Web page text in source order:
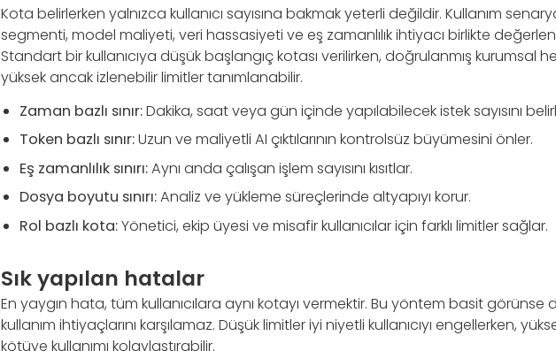
Kota belirlerken yalnızca kullanıcı sayısına bakmak yeterli değildir. Kullanım
segmenti, model maliyeti, veri hassasiyeti ve eş zamanlılık ihtiyacı birlikte
Standart bir kullanıcıya düşük başlangıç kotası verilirken, doğrulanmış kurumsal
yüksek ancak izlenebilir limitler tanımlanabilir.
Zaman bazlı sınır:Dakika, saat veya gün içinde yapılabilecek istek sayısını
Token bazlı sınır:Uzun ve maliyetli AI çıktılarının kontrolsüz büyümesini önler.
Eş zamanlılık sınırı:Aynı anda çalışan işlem sayısını kısıtlar.
Dosya boyutu sınırı:Analiz ve yükleme süreçlerinde altyapıyı korur.
Rol bazlı kota:Yönetici, ekip üyesi ve misafir kullanıcılar için farklı limitler sağlar.
Sık yapılan hatalar
En yaygın hata, tüm kullanıcılara aynı kotayı vermektir. Bu yöntem basit görünse
kullanım ihtiyaçlarını karşılamaz. Düşük limitler iyi niyetli kullanıcıyı engellerken,
kötüye kullanımı kolaylaştırabilir.